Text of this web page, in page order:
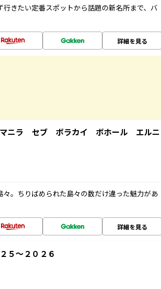
きたい定番スポットから話題の新名所まで、バ
詳細を見る
ニラ セブ ボラカイ ボホール エルニ
。ちりばめられた島々の数だけ違った魅力があ
詳細を見る
～２０２６